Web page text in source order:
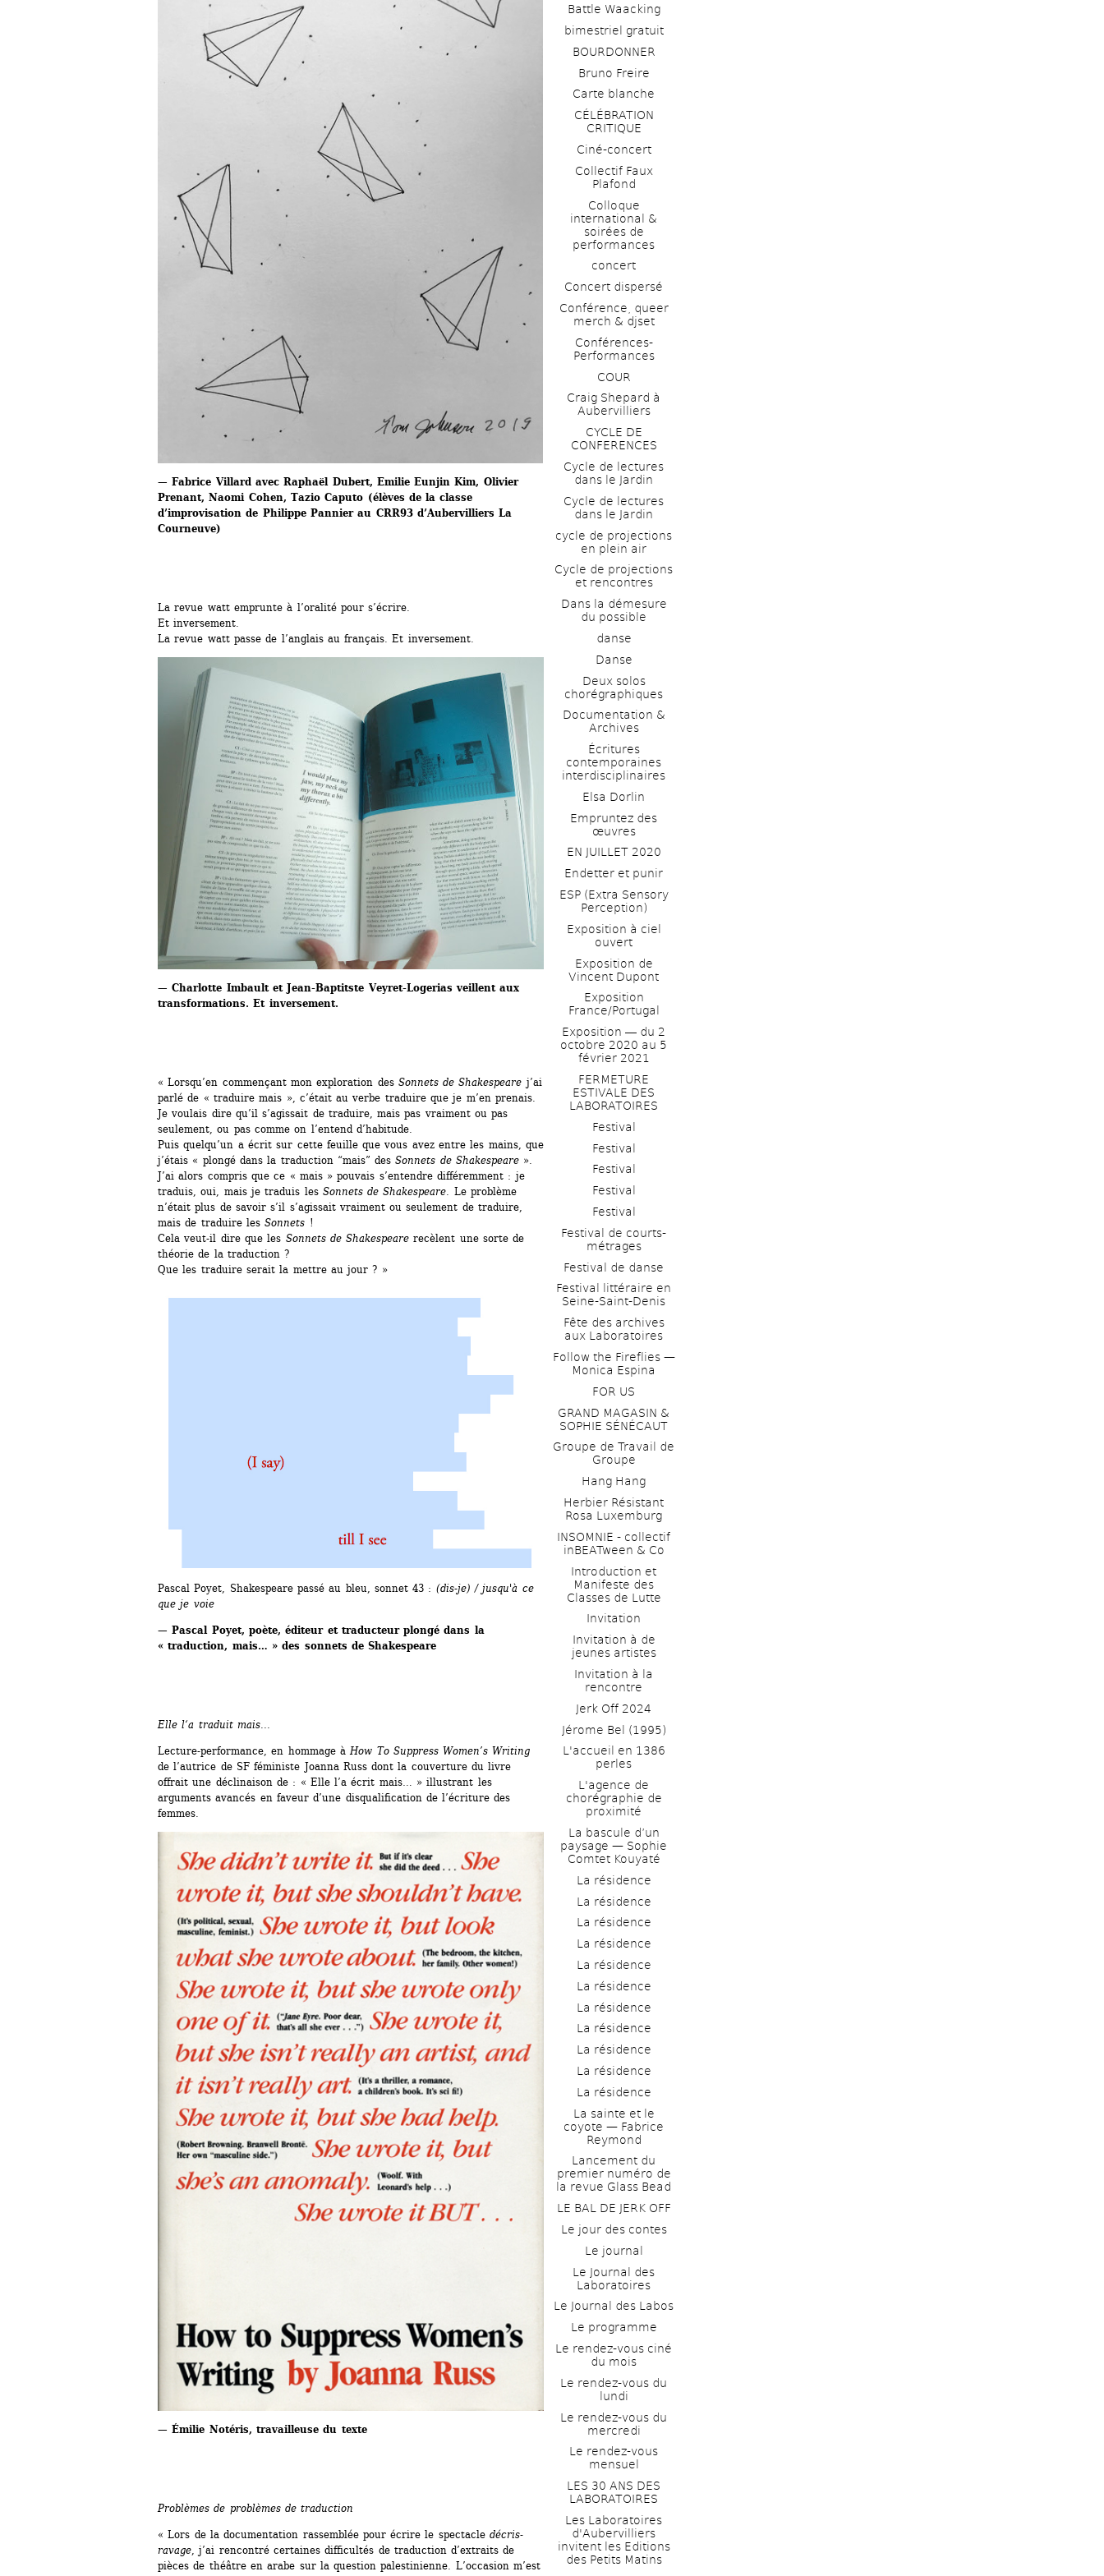
— Fabrice Villard avec Raphaël Dubert, Emilie Eunjin Kim, Olivier
Prenant, Naomi Cohen, Tazio Caputo (élèves de la classe
d’improvisation de Philippe Pannier au CRR93 d’Aubervilliers La
Courneuve)
La revue watt emprunte à l’oralité pour s’écrire.
Et inversement.
La revue watt passe de l’anglais au français. Et inversement.
— Charlotte Imbault et Jean-Baptitste Veyret-Logerias veillent aux
transformations. Et inversement.
« Lorsqu’en commençant mon exploration des Sonnets de Shakespeare j’ai
parlé de « traduire mais », c’était au verbe traduire que je m’en prenais.
Je voulais dire qu’il s’agissait de traduire, mais pas vraiment ou pas
seulement, ou pas comme on l’entend d’habitude.
Puis quelqu’un a écrit sur cette feuille que vous avez entre les mains, que
j’étais « plongé dans la traduction “mais” des Sonnets de Shakespeare ».
J’ai alors compris que ce « mais » pouvais s’entendre différemment : je
traduis, oui, mais je traduis lesSonnets de Shakespeare . Le problème
n’était plus de savoir s’il s’agissait vraiment ou seulement de traduire,
mais de traduire les Sonnets !
Cela veut-il dire que les Sonnets de Shakespeare recèlent une sorte de
théorie de la traduction ?
Que les traduire serait la mettre au jour ? »
Pascal Poyet, Shakespeare passé au bleu, sonnet 43 : (dis-je) / jusqu'à ce
que je voie
— Pascal Poyet, poète, éditeur et traducteur plongé dans la
« traduction, mais… » des sonnets de Shakespeare
Elle l‘a traduit mais...
Lecture-performance, en hommage à How To Suppress Women’s Writing
de l’autrice de SF féministe Joanna Russ dont la couverture du livre
offrait une déclinaison de : « Elle l’a écrit mais… » illustrant les
arguments avancés en faveur d’une disqualification de l’écriture des
femmes.
— Émilie Notéris, travailleuse du texte
Problèmes de problèmes de traduction
« Lors de la documentation rassemblée pour écrire le spectacle décris-
ravage , j’ai rencontré certaines difficultés de traduction d’extraits de
pièces de théâtre en arabe sur la question palestinienne. L’occasion m’est
Battle Waacking
bimestriel gratuit
BOURDONNER
Bruno Freire
Carte blanche
CÉLÉBRATION
CRITIQUE
Ciné-concert
Collectif Faux
Plafond
Colloque
international &
soirées de
performances
concert
Concert dispersé
Conférence, queer
merch & djset
Conférences-
Performances
COUR
Craig Shepard à
Aubervilliers
CYCLE DE
CONFERENCES
Cycle de lectures
dans le Jardin
Cycle de lectures
dans le Jardin
cycle de projections
en plein air
Cycle de projections
et rencontres
Dans la démesure
du possible
danse
Danse
Deux solos
chorégraphiques
Documentation &
Archives
Écritures
contemporaines
interdisciplinaires
Elsa Dorlin
Empruntez des
œuvres
EN JUILLET 2020
Endetter et punir
ESP (Extra Sensory
Perception)
Exposition à ciel
ouvert
Exposition de
Vincent Dupont
Exposition
France/Portugal
Exposition ― du 2
octobre 2020 au 5
février 2021
FERMETURE
ESTIVALE DES
LABORATOIRES
Festival
Festival
Festival
Festival
Festival
Festival de courts-
métrages
Festival de danse
Festival littéraire en
Seine-Saint-Denis
Fête des archives
aux Laboratoires
Follow the Fireflies —
Monica Espina
FOR US
GRAND MAGASIN &
SOPHIE SÉNÉCAUT
Groupe de Travail de
Groupe
Hang Hang
Herbier Résistant
Rosa Luxemburg
INSOMNIE - collectif
inBEATween & Co
Introduction et
Manifeste des
Classes de Lutte
Invitation
Invitation à de
jeunes artistes
Invitation à la
rencontre
Jerk Off 2024
Jérome Bel (1995)
L'accueil en 1386
perles
L'agence de
chorégraphie de
proximité
La bascule d’un
paysage — Sophie
Comtet Kouyaté
La résidence
La résidence
La résidence
La résidence
La résidence
La résidence
La résidence
La résidence
La résidence
La résidence
La résidence
La sainte et le
coyote — Fabrice
Reymond
Lancement du
premier numéro de
la revue Glass Bead
LE BAL DE JERK OFF
Le jour des contes
Le journal
Le Journal des
Laboratoires
Le Journal des Labos
Le programme
Le rendez-vous ciné
du mois
Le rendez-vous du
lundi
Le rendez-vous du
mercredi
Le rendez-vous
mensuel
LES 30 ANS DES
LABORATOIRES
Les Laboratoires
d'Aubervilliers
invitent les Editions
des Petits Matins